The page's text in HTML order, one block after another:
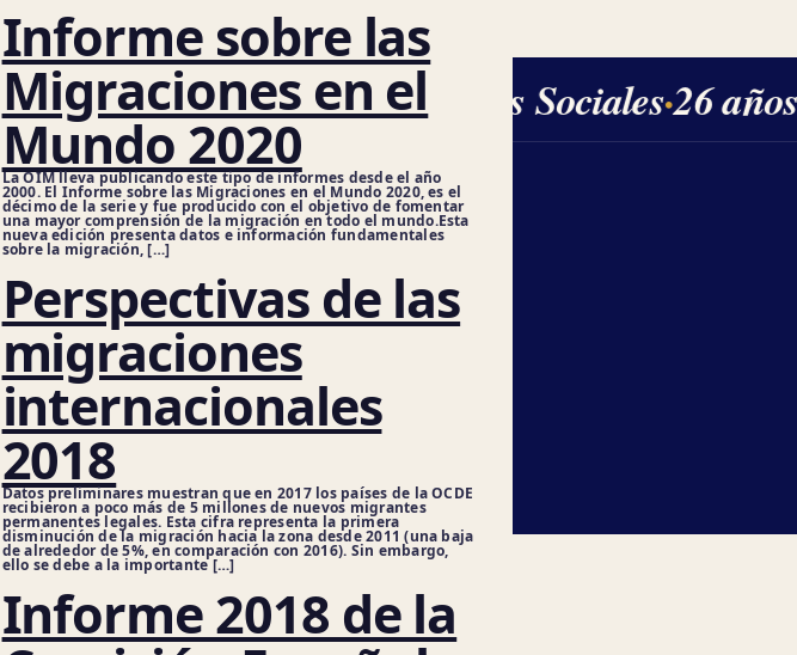
Informe sobre las
Migraciones en el
Mundo 2020
La OIM lleva publicando este tipo de informes desde el año
2000. El Informe sobre las Migraciones en el Mundo 2020, es el
décimo de la serie y fue producido con el objetivo de fomentar
una mayor comprensión de la migración en todo el mundo.Esta
nueva edición presenta datos e información fundamentales
sobre la migración, […]
Perspectivas de las
migraciones
internacionales
2018
Datos preliminares muestran que en 2017 los países de la OCDE
recibieron a poco más de 5 millones de nuevos migrantes
permanentes legales. Esta cifra representa la primera
disminución de la migración hacia la zona desde 2011 (una baja
de alrededor de 5%, en comparación con 2016). Sin embargo,
ello se debe a la importante […]
Informe 2018 de la
Ciencias Sociales·26